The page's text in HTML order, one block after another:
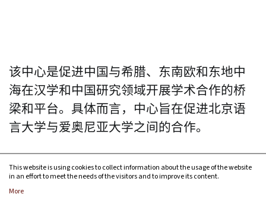
该中心是促进中国与希腊、东南欧和东地中
海在汉学和中国研究领域开展学术合作的桥
梁和平台。具体而言，中心旨在促进北京语
言大学与爱奥尼亚大学之间的合作。
This website is using cookies to collect information about the usage of the website
in an effort to meet the needs of the visitors and to improve its content.
More